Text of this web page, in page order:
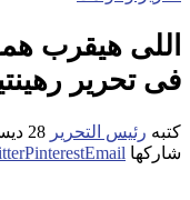
اللى هيقرب
فى تحرير
كتبه رئيس التحرير 28 ديسمبر، 2021
شاركها
PinterestEmail